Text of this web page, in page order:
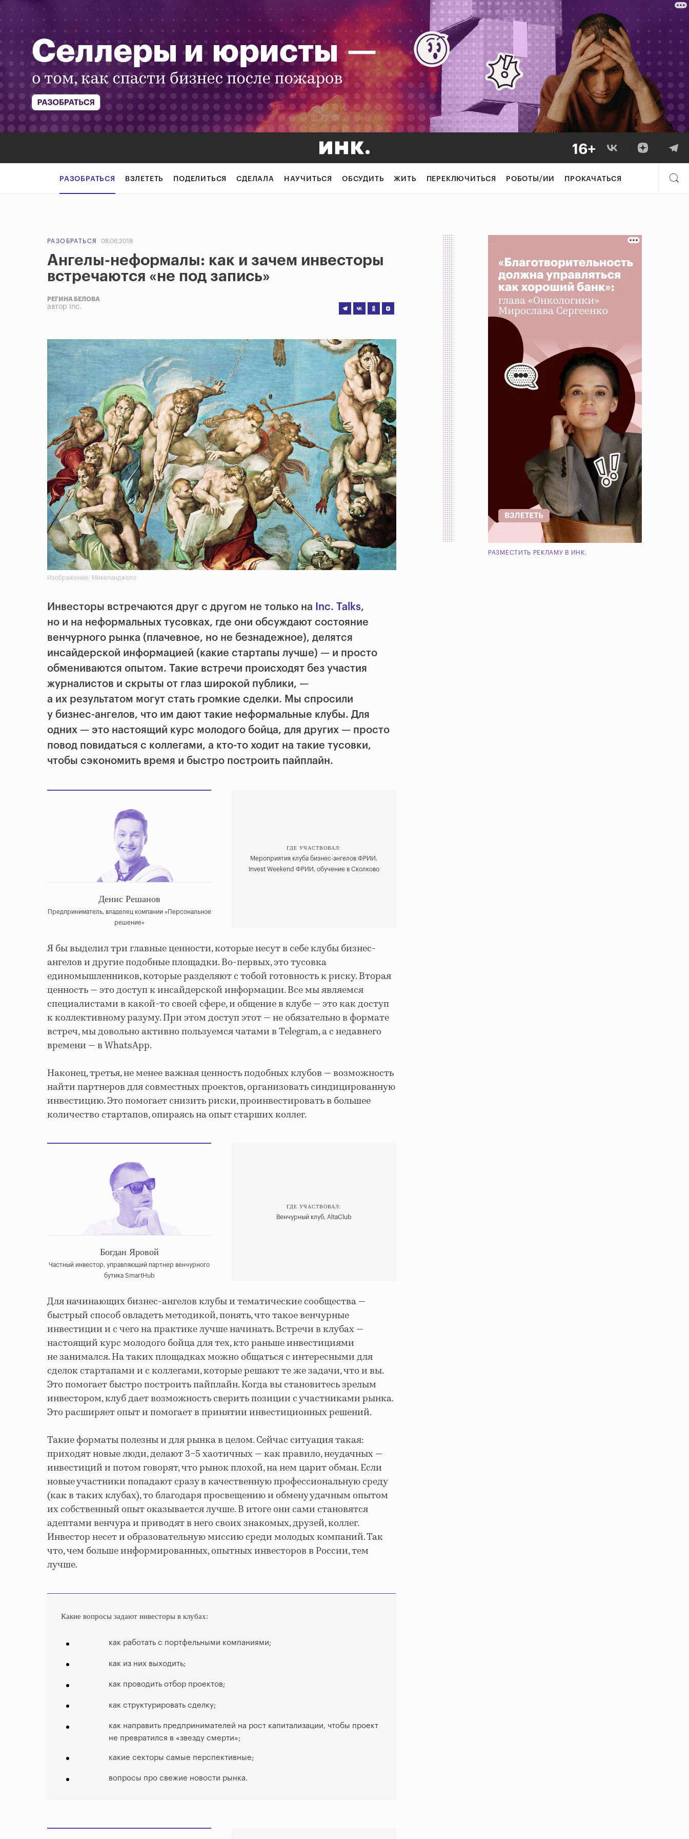
РАЗОБРАТЬСЯ ВЗЛЕТЕТЬ ПОДЕЛИТЬСЯ СДЕЛАЛА НАУЧИТЬСЯ ОБСУДИТЬ ЖИТЬ ПЕРЕКЛЮЧИТЬСЯ РОБОТЫ/ИИ ПРОКАЧАТЬСЯ
РАЗОБРАТЬСЯ 08.06.2018
Ангелы-неформалы: как и зачем инвесторы
встречаются «не под запись»
РЕГИНА БЕЛОВА
автор Inc.
Изображение: Микеланджело
Инвесторы встречаются друг с другом не только на Inc. Talks,
но и на неформальных тусовках, где они обсуждают состояние
венчурного рынка (плачевное, но не безнадежное), делятся
инсайдерской информацией (какие стартапы лучше) — и просто
обмениваются опытом. Такие встречи происходят без участия
журналистов и скрыты от глаз широкой публики, —
а их результатом могут стать громкие сделки. Мы спросили
у бизнес-ангелов, что им дают такие неформальные клубы. Для
одних — это настоящий курс молодого бойца, для других — просто
повод повидаться с коллегами, а кто-то ходит на такие тусовки,
чтобы сэкономить время и быстро построить пайплайн.
Денис Решанов
Предприниматель, владелец компании «Персональное
решение»
ГДЕ УЧАСТВОВАЛ:
Мероприятия клуба бизнес-ангелов ФРИИ,
Invest Weekend ФРИИ, обучение в Сколково
Я бы выделил три главные ценности, которые несут в себе клубы бизнес-
ангелов и другие подобные площадки. Во-первых, это тусовка
единомышленников, которые разделяют с тобой готовность к риску. Вторая
ценность — это доступ к инсайдерской информации. Все мы являемся
специалистами в какой-то своей сфере, и общение в клубе — это как доступ
к коллективному разуму. При этом доступ этот — не обязательно в формате
встреч, мы довольно активно пользуемся чатами в Telegram, а с недавнего
времени — в WhatsApp.
Наконец, третья, не менее важная ценность подобных клубов — возможность
найти партнеров для совместных проектов, организовать синдицированную
инвестицию. Это помогает снизить риски, проинвестировать в большее
количество стартапов, опираясь на опыт старших коллег.
Богдан Яровой
Частный инвестор, управляющий партнер венчурного
бутика SmartHub
ГДЕ УЧАСТВОВАЛ:
Венчурный клуб, AltaClub
Для начинающих бизнес-ангелов клубы и тематические сообщества —
быстрый способ овладеть методикой, понять, что такое венчурные
инвестиции и с чего на практике лучше начинать. Встречи в клубах —
настоящий курс молодого бойца для тех, кто раньше инвестициями
не занимался. На таких площадках можно общаться с интересными для
сделок стартапами и с коллегами, которые решают те же задачи, что и вы.
Это помогает быстро построить пайплайн. Когда вы становитесь зрелым
инвестором, клуб дает возможность сверить позиции с участниками рынка.
Это расширяет опыт и помогает в принятии инвестиционных решений.
Такие форматы полезны и для рынка в целом. Сейчас ситуация такая:
приходят новые люди, делают 3−5 хаотичных — как правило, неудачных —
инвестиций и потом говорят, что рынок плохой, на нем царит обман. Если
новые участники попадают сразу в качественную профессиональную среду
(как в таких клубах), то благодаря просвещению и обмену удачным опытом
их собственный опыт оказывается лучше. В итоге они сами становятся
адептами венчура и приводят в него своих знакомых, друзей, коллег.
Инвестор несет и образовательную миссию среди молодых компаний. Так
что, чем больше информированных, опытных инвесторов в России, тем
лучше.
Какие вопросы задают инвесторы в клубах:
как работать с портфельными компаниями;
как из них выходить;
как проводить отбор проектов;
как структурировать сделку;
как направить предпринимателей на рост капитализации, чтобы проект
не превратился в «звезду смерти»;
какие секторы самые перспективные;
вопросы про свежие новости рынка.
РАЗМЕСТИТЬ РЕКЛАМУ В ИНК.